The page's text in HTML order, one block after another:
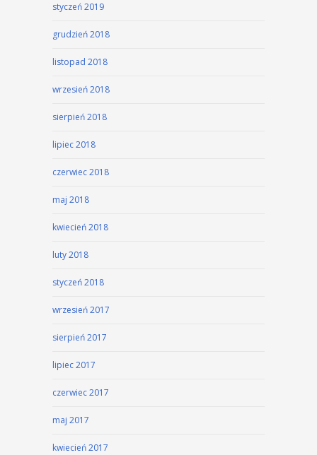
styczeń 2019
grudzień 2018
listopad 2018
wrzesień 2018
sierpień 2018
lipiec 2018
czerwiec 2018
maj 2018
kwiecień 2018
luty 2018
styczeń 2018
wrzesień 2017
sierpień 2017
lipiec 2017
czerwiec 2017
maj 2017
kwiecień 2017